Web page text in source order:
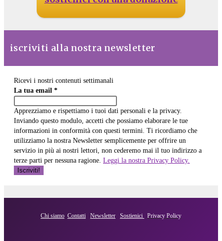
iscriviti alla nostra newsletter
Ricevi i nostri contenuti settimanali
La tua email *
Apprezziamo e rispettiamo i tuoi dati personali e la privacy.
Inviando questo modulo, accetti che possiamo elaborare le tue
informazioni in conformità con questi termini. Ti ricordiamo che
utilizziamo la nostra Newsletter semplicemente per offrire un
servizio in più ai nostri lettori, non cederemo mai il tuo indirizzo a
terze parti per nessuna ragione. Leggi la nostra Privacy Policy.
Chi siamo Contatti Newsletter Sostienici Privacy Policy